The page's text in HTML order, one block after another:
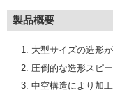
製品概要
大型サイズの造形
圧倒的な造形スピ
中空構造により加